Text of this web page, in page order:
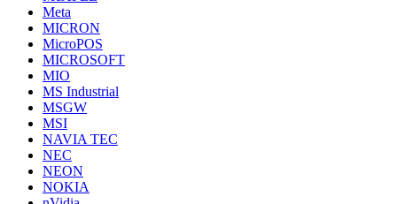
Meta
MICRON
MicroPOS
MICROSOFT
MIO
MS Industrial
MSGW
MSI
NAVIA TEC
NEC
NEON
NOKIA